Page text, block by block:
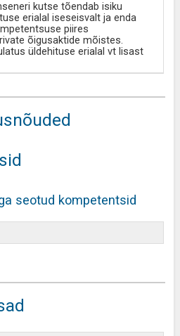
kutse tõendab isiku
erialal iseseisvalt ja enda
piires
õigusaktide mõistes.
üldehituse erialal vt lisast
seotud kompetentsid